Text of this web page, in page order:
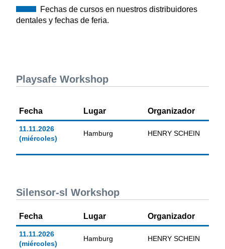
Fechas de cursos en nuestros distribuidores
dentales y fechas de feria.
Playsafe Workshop
Fecha Lugar Organizador
11.11.2026
(miércoles)
Hamburg HENRY SCHEIN
Silensor-sl Workshop
Fecha Lugar Organizador
11.11.2026
(miércoles)
Hamburg HENRY SCHEIN